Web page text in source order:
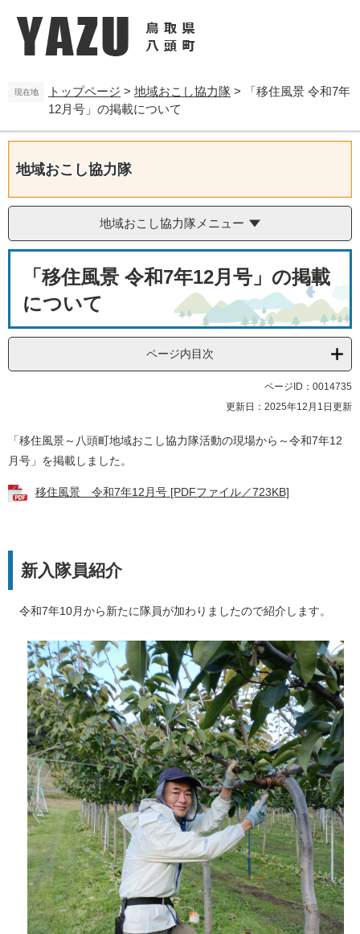
。
て
へ
現在地 トップページ > 地域おこし協力隊 >
「移住風景 令和7年
12月号」の掲載について
地域おこし協力隊
地域おこし協力隊メニュー
「移住風景 令和7年12月号」の掲載
について
ページ内目次
ページID：0014735
更新日：2025年12月1日更新
「移住風景～八頭町地域おこし協力隊活動の現場から～令和7年12
月号」を掲載しました。
移住風景 令和7年12月号 [PDFファイル／723KB]
新入隊員紹介
令和7年10月から新たに隊員が加わりましたので紹介します。